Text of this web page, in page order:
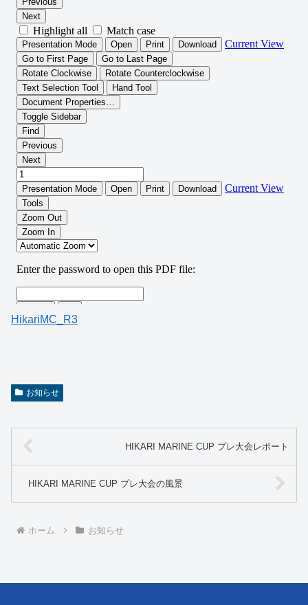
HikariMC_R3
お知らせ
HIKARI MARINE CUP プレ大会レポート
HIKARI MARINE CUP プレ大会の風景
ホーム お知らせ